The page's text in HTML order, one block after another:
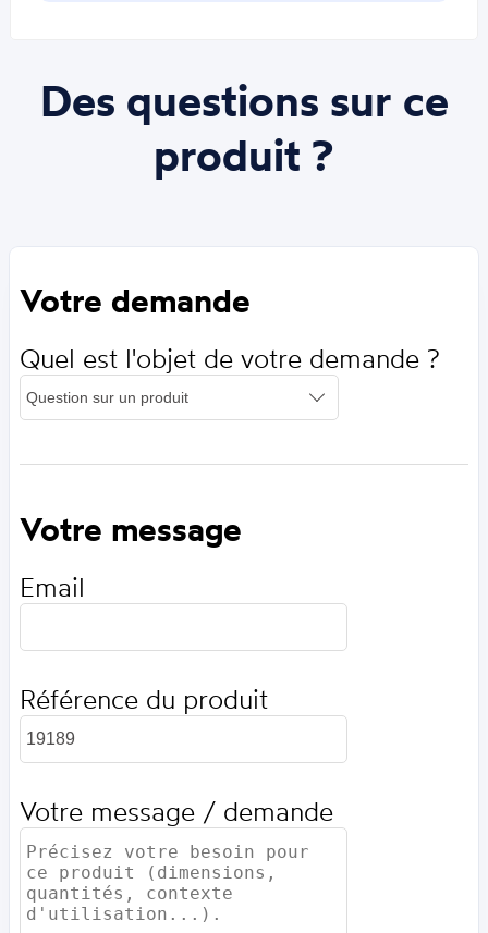
Des questions sur ce
produit ?
Votre demande
Quel est l'objet de votre demande ?
Votre message
Email
Référence du produit
Votre message / demande